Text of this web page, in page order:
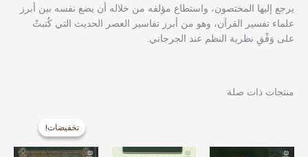
يرجع إليها المختصون، واستطاع مؤلفه من خلاله أن يضع نفسه بين أبرز
علماء تفسير القرآن، وهو من أبرز تفاسير العصر الحديث التي كُتبتْ
على وَفْقِ نظرية النظم عند الجرجاني.
منتجات ذات صلة
تخفيضات!
تخفيضات!
الأصلي
هو: